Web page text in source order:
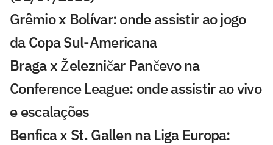
Grêmio x Bolívar: onde assistir ao jogo
da Copa Sul-Americana
Braga x Železničar Pančevo na
Conference League: onde assistir ao vivo
e escalações
Benfica x St. Gallen na Liga Europa: